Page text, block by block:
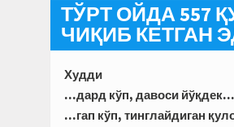
ТЎРТ ОЙДА 557
ЧИҚИБ КЕТГАН
Худди
...дард кўп, давоси йўқдек...
...гап кўп, тинглайдиган